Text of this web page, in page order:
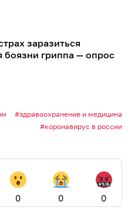
заразиться
боязни гриппа — опрос
здравоохранение и медицина
коронавирус в россии
0 0 0